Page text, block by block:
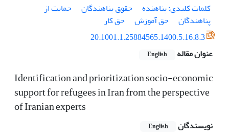
کلمات کلیدی: پناهنده
حقوق پناهندگان
حمایت از
پناهندگان
حق آموزش
حق کار
20.1001.1.25884565.1400.5.16.8.3
عنوان مقاله
English
Identification and prioritization socio-economic
support for refugees in Iran from the perspective
of Iranian experts
نویسندگان English